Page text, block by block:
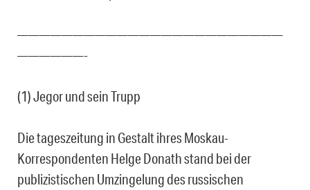
————————————————————————
——————-
(1) Jegor und sein Trupp
Die tageszeitung in Gestalt ihres Moskau-
Korrespondenten Helge Donath stand bei der
publizistischen Umzingelung des russischen